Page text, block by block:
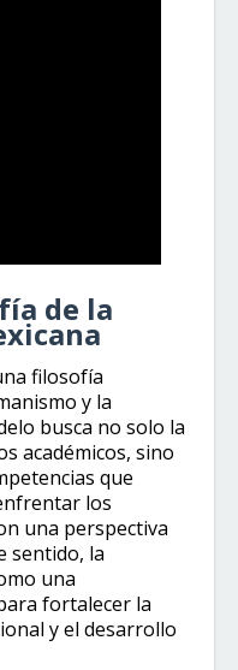
de la
filosofía
y la
busca no solo la
académicos, sino
que
los
una perspectiva
sentido, la
una
fortalecer la
y el desarrollo